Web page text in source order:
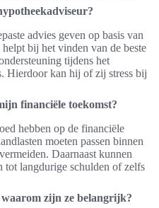
advies geven op basis van
bij het vinden van de beste
tijdens het
Hierdoor kan hij of zij stress bij
financiële toekomst?
hebben op de financiële
moeten passen binnen
Daarnaast kunnen
tot langdurige schulden of zelfs
zijn ze belangrijk?